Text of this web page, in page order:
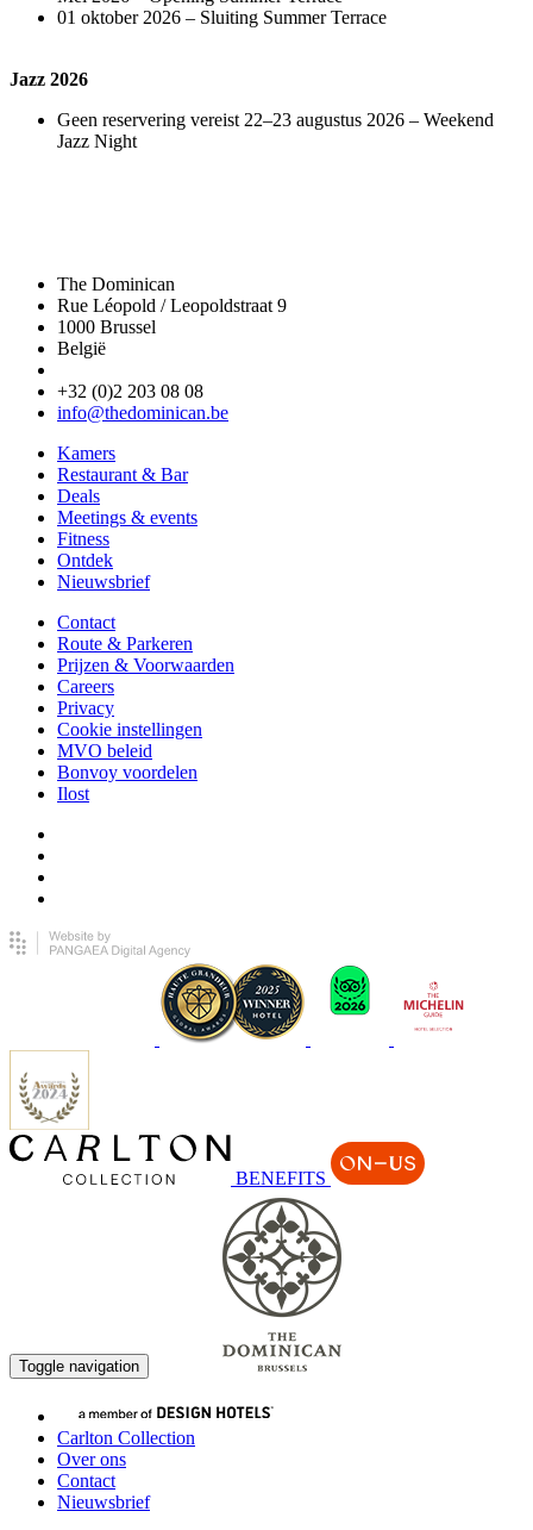
01 oktober 2026 – Sluiting Summer Terrace
Jazz 2026
Geen reservering vereist 22–23 augustus 2026 – Weekend
Jazz Night
The Dominican
Rue Léopold / Leopoldstraat 9
1000 Brussel
België
+32 (0)2 203 08 08
info@thedominican.be
Kamers
Restaurant & Bar
Deals
Meetings & events
Fitness
Ontdek
Nieuwsbrief
Contact
Route & Parkeren
Prijzen & Voorwaarden
Careers
Privacy
Cookie instellingen
MVO beleid
Bonvoy voordelen
Ilost
BENEFITS
Toggle navigation
Carlton Collection
Over ons
Contact
Nieuwsbrief